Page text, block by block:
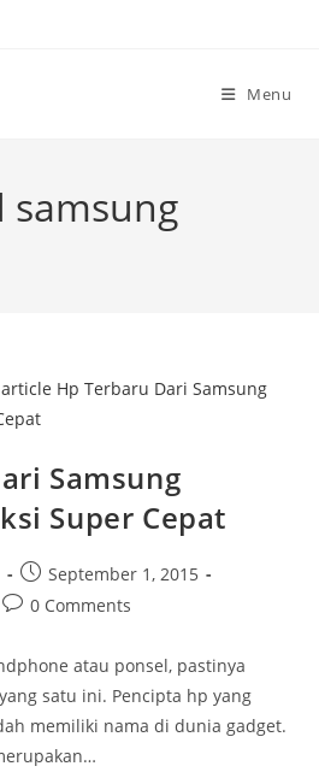
Menu
Samsung
Super Cepat
Post
published:
September 1, 2015
Post0 Comments
atau ponsel, pastinya
satu ini. Pencipta hp yang
memiliki nama di dunia gadget.